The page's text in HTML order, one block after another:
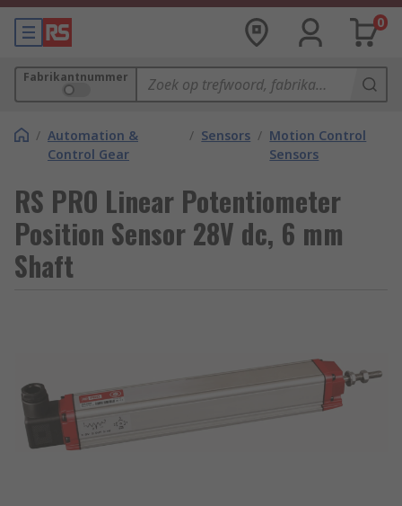
0
Fabrikantnummer
/ Automation &
Control Gear
/ Sensors / Motion Control
Sensors
RS PRO Linear Potentiometer
Position Sensor 28V dc, 6 mm
Shaft